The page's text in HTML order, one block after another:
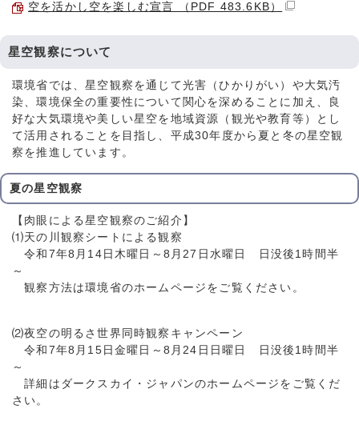
空を活かし空を楽しむ宣言 （PDF 483.6KB）
星空観察について
環境省では、星空観察を通じて光害（ひかりがい）や大気汚
染、環境保全の重要性について関心を深めることに加え、良
好な大気環境や美しい星空を地域資源（観光や教育等）とし
て活用されることを目指し、平成30年度から夏と冬の星空観
察を推進しています。
夏の星空観察
【肉眼による星空観察のご紹介】
⑴天の川観察シートによる観察
令和7年8月14日木曜日～8月27日水曜日 日没後1時間半
～
観察方法は環境省のホームページをご覧ください。
⑵夜空の明るさ世界同時観察キャンペーン
令和7年8月15日金曜日～8月24日日曜日 日没後1時間半
～
詳細はダークスカイ・ジャパンのホームページをご覧くだ
さい。